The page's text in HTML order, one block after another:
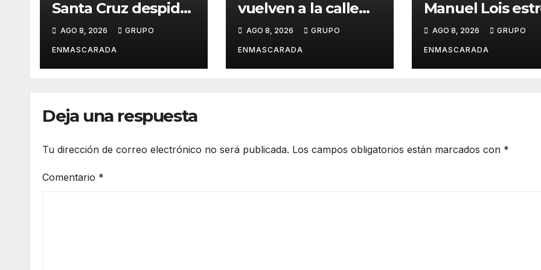
Santa Cruz despide
a Juan Martín, el
inolvidable
«Cristóbal Colón»
AGO 8, 2026 GRUPO
ENMASCARADA
vuelven a la calle
donde nació su
historia: 51 años
después, el mismo
barrio, el mismo
AGO 8, 2026 GRUPO
ENMASCARADA
Manuel Lois
asfalto tras años
espera
AGO 8, 2026 GRUPO
ENMASCARADA
Deja una respuesta
Tu dirección de correo electrónico no será publicada. Los campos obligatorios están marcados con *
Comentario *